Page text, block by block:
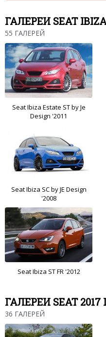
ГАЛЕРЕИ SEAT
55 ГАЛЕРЕЙ
Seat Ibiza Estate ST by Je
Design '2011
Seat Ibiza SC by JE Design
'2008
Seat Ibiza ST FR '2012
ГАЛЕРЕИ SEAT
36 ГАЛЕРЕЙ